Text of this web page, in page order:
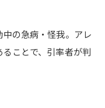
の急病・怪我。アレ
ことで、引率者が判